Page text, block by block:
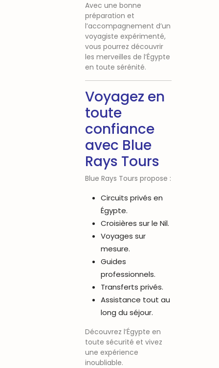
Avec une bonne
préparation et
l’accompagnement d’un
voyagiste expérimenté,
vous pourrez découvrir
les merveilles de l’Égypte
en toute sérénité.
Voyagez en
toute
confiance
avec Blue
Rays Tours
Blue Rays Tours propose :
Circuits privés en
Égypte.
Croisières sur le Nil.
Voyages sur
mesure.
Guides
professionnels.
Transferts privés.
Assistance tout au
long du séjour.
Découvrez l’Égypte en
toute sécurité et vivez
une expérience
inoubliable.